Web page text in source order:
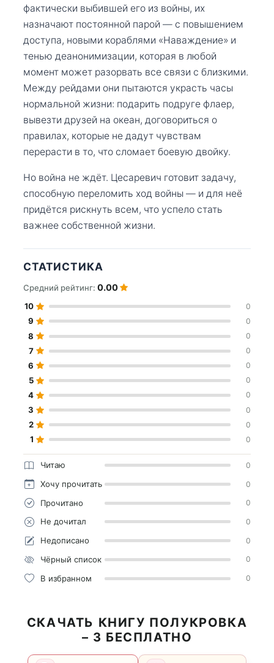
фактически выбившей его из войны, их
назначают постоянной парой — с повышением
доступа, новыми кораблями «Наваждение» и
тенью деанонимизации, которая в любой
момент может разорвать все связи с близкими.
Между рейдами они пытаются украсть часы
нормальной жизни: подарить подруге флаер,
вывезти друзей на океан, договориться о
правилах, которые не дадут чувствам
перерасти в то, что сломает боевую двойку.
Но война не ждёт. Цесаревич готовит задачу,
способную переломить ход войны — и для неё
придётся рискнуть всем, что успело стать
важнее собственной жизни.
СТАТИСТИКА
Средний рейтинг: 0.00
10 0
9 0
8 0
7 0
6 0
5 0
4 0
3 0
2 0
1 0
Читаю 0
Хочу прочитать 0
Прочитано 0
Не дочитал 0
Недописано 0
Чёрный список 0
В избранном 0
СКАЧАТЬ КНИГУ ПОЛУКРОВКА
– 3 БЕСПЛАТНО